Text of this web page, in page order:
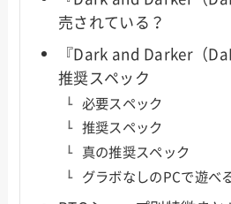
売されている？
『Dark and Darker（
推奨スペック
必要スペック
推奨スペック
真の推奨スペック
グラボなしのPCで遊べ